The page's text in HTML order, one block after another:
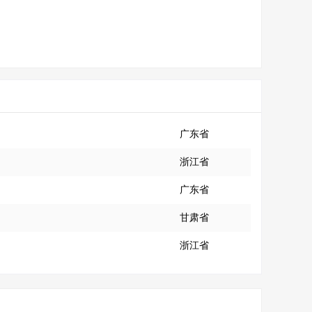
广东省
浙江省
广东省
甘肃省
浙江省